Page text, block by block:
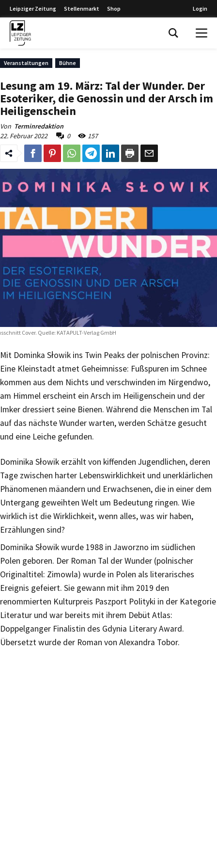
Leipziger Zeitung Stellenmarkt Shop Login
Veranstaltungen Bühne
Lesung am 19. März: Tal der Wunder. Der
Esoteriker, die Genossin und der Arsch im
Heiligenschein
Von Terminredaktion
22. Februar 2022
0 157
Cover. Quelle: KATAPULT-Verlag GmbH
Mit Dominka Słowik ins Twin Peaks der polnischen Provinz:
Eine Kleinstadt atmet Geheimnisse: Fußspuren im Schnee
kommen aus dem Nichts und verschwinden im Nirgendwo,
am Himmel erscheint ein Arsch im Heiligenschein und der
Imker dressiert seine Bienen. Während die Menschen im Tal
auf das nächste Wunder warten, werden Schätze gesucht
und eine Leiche gefunden.
Dominika Słowik erzählt von kiffenden Jugendlichen, deren
Tage zwischen harter Lebenswirklichkeit und unerklärlichen
Phänomenen mäandern und Erwachsenen, die in einer dem
Untergang geweihten Welt um Bedeutung ringen. Wie
wirklich ist die Wirklichkeit, wenn alles, was wir haben,
Erzählungen sind?
Dominika Słowik wurde 1988 in Jaworzno im südlichen
Polen geboren. Der Roman Tal der Wunder (polnischer
Originaltitel: Zimowla) wurde in Polen als literarisches
Ereignis gefeiert. Sie gewann mit ihm 2019 den
renommierten Kulturpreis Paszport Polityki in der Kategorie
Literatur und war bereits mit ihrem Debüt Atlas:
Doppelganger Finalistin des Gdynia Literary Award.
Übersetzt wurde der Roman von Alexandra Tobor.